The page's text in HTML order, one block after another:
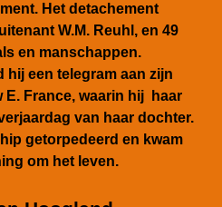
Het detachement
W.M. Reuhl, en 49
en manschappen.
hij een telegram aan zijn
France, waarin hij haar
van haar dochter.
getorpedeerd en kwam
om het leven.